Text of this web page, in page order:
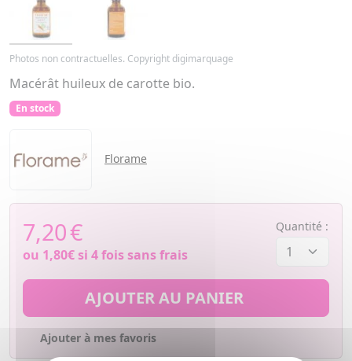
Photos non contractuelles. Copyright digimarquage
Macérât huileux de carotte bio.
En stock
Florame
7,20€
ou 1,80€si 4 fois sans frais
Quantité :
AJOUTER AU PANIER
Ajouter à mes favoris